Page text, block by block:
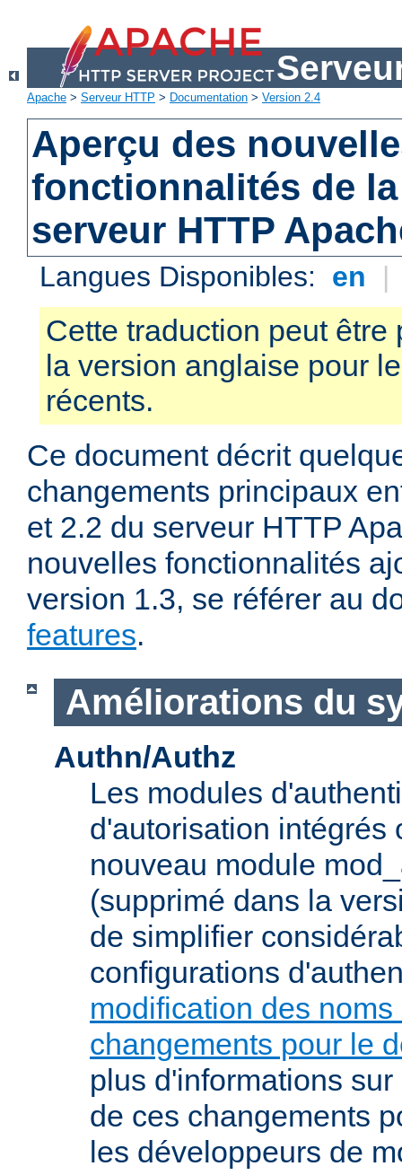
Apache > Serveur HTTP > Documentation > Version 2.4
Aperçu des
fonctionnalités de
serveur HTTP
Langues Disponibles: en |
Cette traduction peut être
la version anglaise pour
récents.
Ce document décrit
changements principaux
et 2.2 du serveur HTTP
nouvelles fonctionnalités
version 1.3, se référer au
features.
Améliorations du
Authn/Authz
Les modules
d'autorisation intégrés
nouveau module
(supprimé dans la
de simplifier
configurations
modification des
changements pour le
plus d'informations
de ces changements
les développeurs de